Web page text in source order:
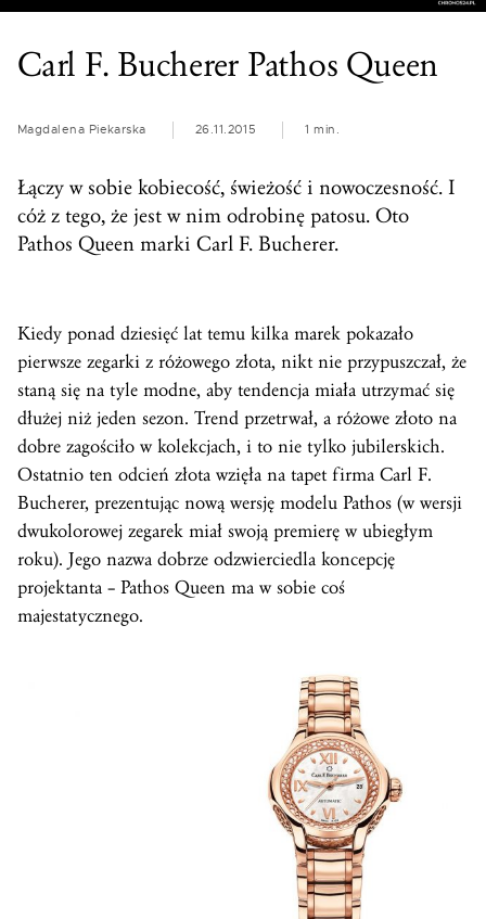
Carl F. Bucherer Pathos Queen
Magdalena Piekarska 26.11.2015 1 min.
Łączy w sobie kobiecość, świeżość i nowoczesność. I
cóż z tego, że jest w nim odrobinę patosu. Oto
Pathos Queen marki Carl F. Bucherer.
Kiedy ponad dziesięć lat temu kilka marek pokazało
pierwsze zegarki z różowego złota, nikt nie przypuszczał, że
staną się na tyle modne, aby tendencja miała utrzymać się
dłużej niż jeden sezon. Trend przetrwał, a różowe złoto na
dobre zagościło w kolekcjach, i to nie tylko jubilerskich.
Ostatnio ten odcień złota wzięła na tapet firma Carl F.
Bucherer, prezentując nową wersję modelu Pathos (w wersji
dwukolorowej zegarek miał swoją premierę w ubiegłym
roku). Jego nazwa dobrze odzwierciedla koncepcję
projektanta – Pathos Queen ma w sobie coś
majestatycznego.